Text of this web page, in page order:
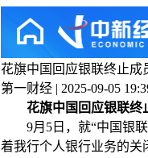
花旗中国回应银联终止成
第一财经 | 2025-09-05
花旗中国回应银联终
9月5日，就“中国银联
着我行个人银行业务的关